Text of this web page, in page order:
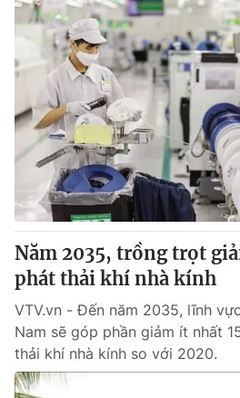
Năm 2035, trồng trọt
phát thải khí nhà kính
VTV.vn - Đến năm 2035, lĩnh
Nam sẽ góp phần giảm ít nhất
thải khí nhà kính so với 2020.